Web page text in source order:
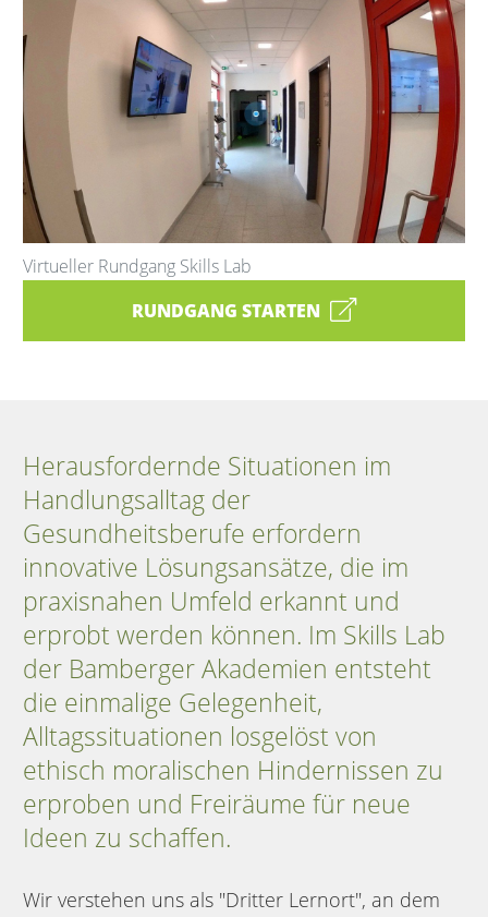
Virtueller Rundgang Skills Lab
RUNDGANG STARTEN
Herausfordernde Situationen im
Handlungsalltag der
Gesundheitsberufe erfordern
innovative Lösungsansätze, die im
praxisnahen Umfeld erkannt und
erprobt werden können. Im Skills Lab
der Bamberger Akademien entsteht
die einmalige Gelegenheit,
Alltagssituationen losgelöst von
ethisch moralischen Hindernissen zu
erproben und Freiräume für neue
Ideen zu schaffen.
Wir verstehen uns als "Dritter Lernort", an dem